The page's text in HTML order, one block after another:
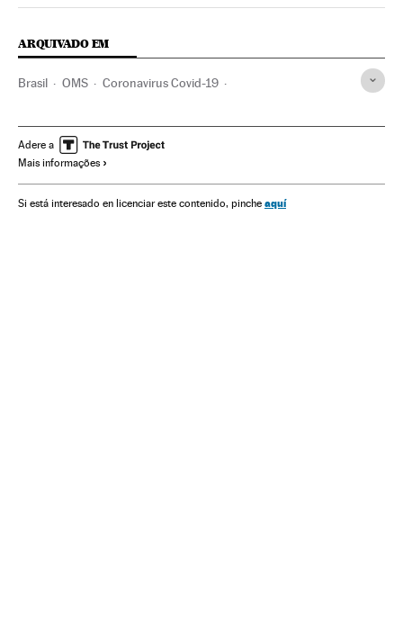
ARQUIVADO EM
Brasil OMS Coronavirus Covid-19
Doenças infecciosas Doenças respiratórias
Ministério Saúde
Adere a
Mais informações
Si está interesado en licenciar este contenido, pinche aquí